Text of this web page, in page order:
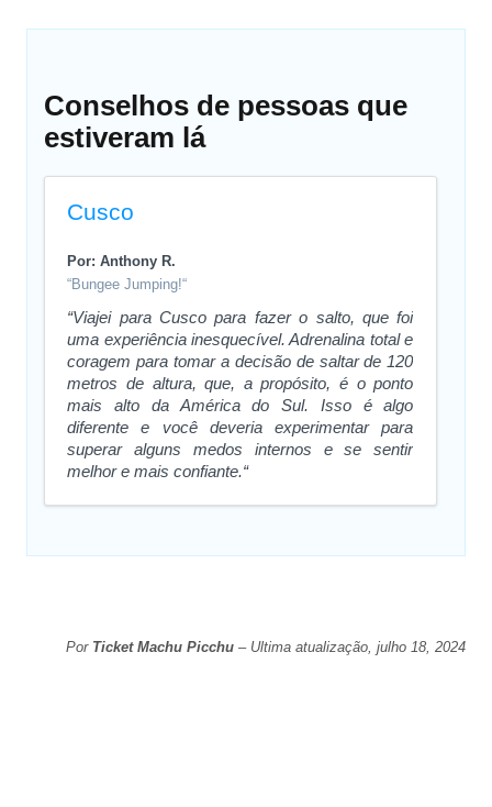
Conselhos de pessoas que
estiveram lá
Cusco
Por: Anthony R.
“Bungee Jumping!“
“Viajei para Cusco para fazer o salto, que foi
uma experiência inesquecível. Adrenalina total e
coragem para tomar a decisão de saltar de 120
metros de altura, que, a propósito, é o ponto
mais alto da América do Sul. Isso é algo
diferente e você deveria experimentar para
superar alguns medos internos e se sentir
melhor e mais confiante.“
Por Ticket Machu Picchu– Ultima atualização, julho 18, 2024